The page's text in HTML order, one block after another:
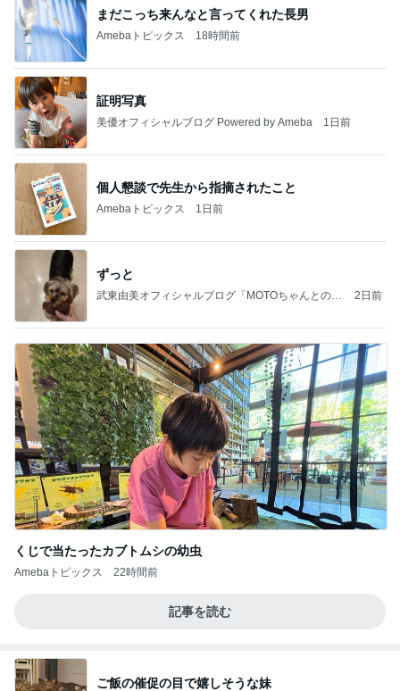
まだこっち来んなと言ってくれた長男
Amebaトピックス 18時間前
証明写真
美優オフィシャルブログ Powered by Ameba 1日前
個人懇談で先生から指摘されたこと
Amebaトピックス 1日前
ずっと
武東由美オフィシャルブログ「MOTOちゃんとのは
2日前
くじで当たったカブトムシの幼虫
Amebaトピックス 22時間前
記事を読む
ご飯の催促の目で嬉しそうな妹